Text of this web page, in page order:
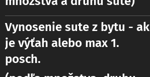
Vynosenie sute z bytu - ak
je výťah alebo max 1.
posch.